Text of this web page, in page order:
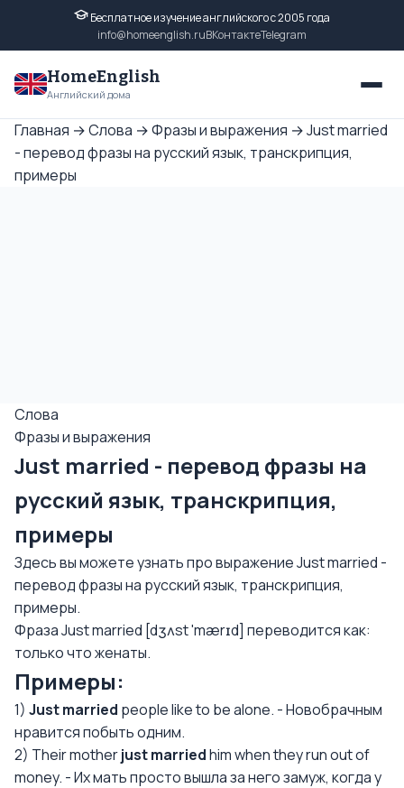
Бесплатное изучение английского с 2005 года
info@homeenglish.ruВКонтактеTelegram
HomeEnglish
Английский дома
Главная →Слова →Фразы и выражения →Just married
- перевод фразы на русский язык, транскрипция,
примеры
Слова
Фразы и выражения
Just married - перевод фразы на
русский язык, транскрипция,
примеры
Здесь вы можете узнать про выражение Just married -
перевод фразы на русский язык, транскрипция,
примеры.
Фраза Just married [dʒʌst 'mærɪd] переводится как:
только что женаты.
Примеры:
1) Just married people like to be alone. - Новобрачным
нравится побыть одним.
2) Their motherjust marriedhim when they run out of
money. - Их мать просто вышла за него замуж, когда у